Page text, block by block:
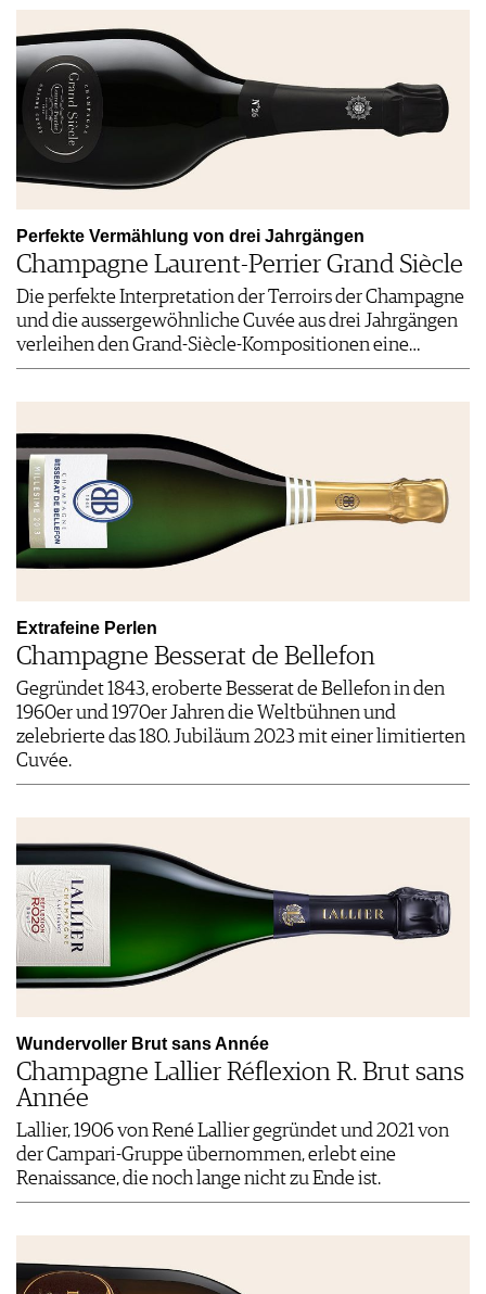
Perfekte Vermählung von drei Jahrgängen
Champagne Laurent-Perrier Grand Siècle
Die perfekte Interpretation der ­Terroirs der Champagne
und die aussergewöhnliche Cuvée aus drei Jahrgängen
verleihen den Grand-Siècle-Kompositionen eine…
Extrafeine Perlen
Champagne Besserat de Bellefon
Gegründet 1843, eroberte Besserat de Bellefon in den
1960er und 1970er Jahren die Weltbühnen und
zelebrierte das 180. Jubiläum 2023 mit einer limitierten
Cuvée.
Wundervoller Brut sans Année
Champagne Lallier Réflexion R. Brut sans
Année
Lallier, 1906 von René Lallier gegründet und 2021 von
der ­Campari-­Gruppe übernommen, erlebt eine
Renaissance, die noch lange nicht zu Ende ist.